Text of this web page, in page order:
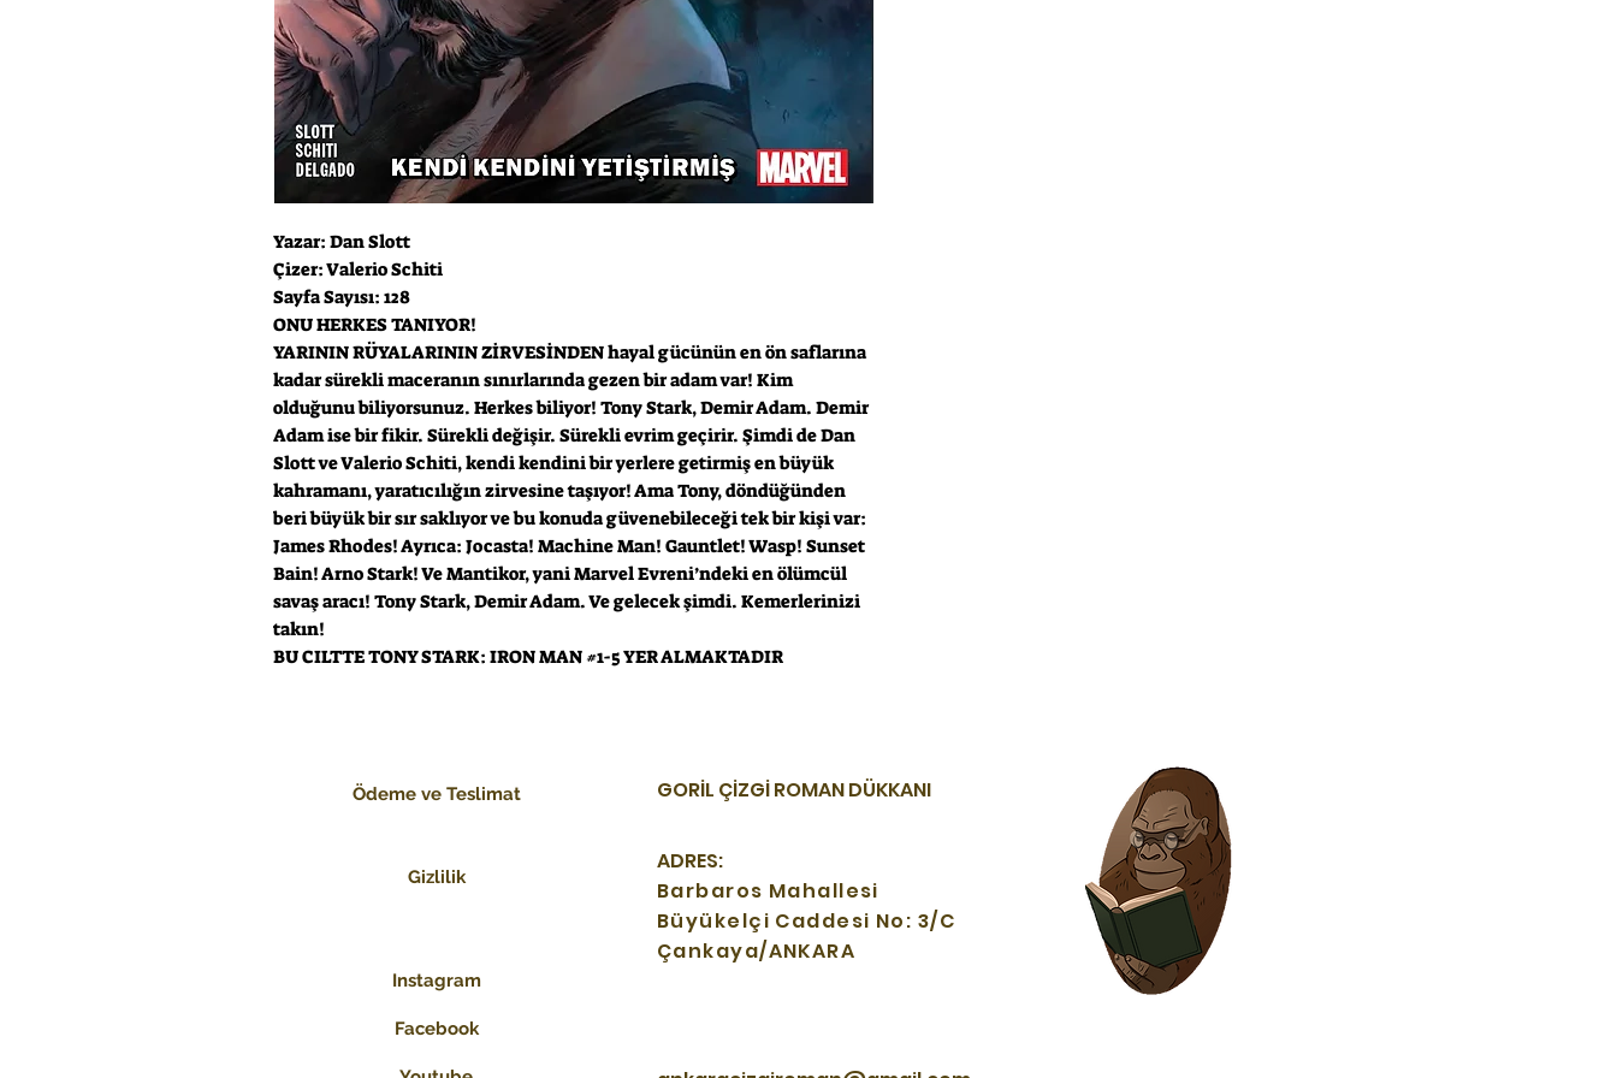
Yazar: Dan Slott
Çizer: Valerio Schiti
Sayfa Sayısı: 128
ONU HERKES TANIYOR!
YARININ RÜYALARININ ZİRVESİNDEN hayal gücünün en ön saflarına
kadar sürekli maceranın sınırlarında gezen bir adam var! Kim
olduğunu biliyorsunuz. Herkes biliyor! Tony Stark, Demir Adam. Demir
Adam ise bir fikir. Sürekli değişir. Sürekli evrim geçirir. Şimdi de Dan
Slott ve Valerio Schiti, kendi kendini bir yerlere getirmiş en büyük
kahramanı, yaratıcılığın zirvesine taşıyor! Ama Tony, döndüğünden
beri büyük bir sır saklıyor ve bu konuda güvenebileceği tek bir kişi var:
James Rhodes! Ayrıca: Jocasta! Machine Man! Gauntlet! Wasp! Sunset
Bain! Arno Stark! Ve Mantikor, yani Marvel Evreni’ndeki en ölümcül
savaş aracı! Tony Stark, Demir Adam. Ve gelecek şimdi. Kemerlerinizi
takın!
BU CILTTE TONY STARK: IRON MAN #1-5 YER ALMAKTADIR
Ödeme ve Teslimat
Gizlilik
Instagram
Facebook
GORİL ÇİZGİ ROMAN DÜKKANI
ADRES:
Barbaros Mahallesi
Büyükelçi Caddesi No: 3/C
Çankaya/ANKARA